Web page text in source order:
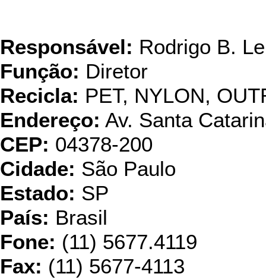
Responsável: Rodrigo B.
Função: Diretor
Recicla: PET, NYLON,
Endereço: Av. Santa
CEP: 04378-200
Cidade: São Paulo
Estado: SP
País: Brasil
Fone: (11) 5677.4119
Fax: (11) 5677-4113